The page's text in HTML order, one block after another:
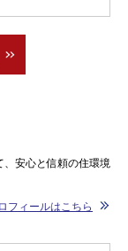
、安心と信頼の住環境
フィールはこちら